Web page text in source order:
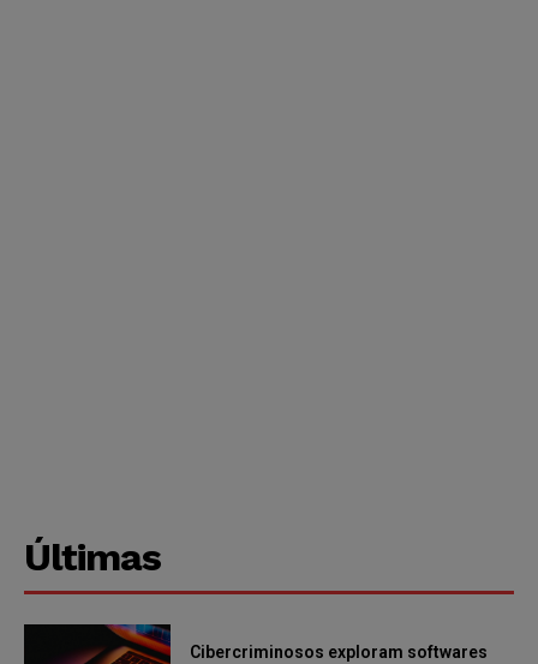
Últimas
Cibercriminosos exploram softwares